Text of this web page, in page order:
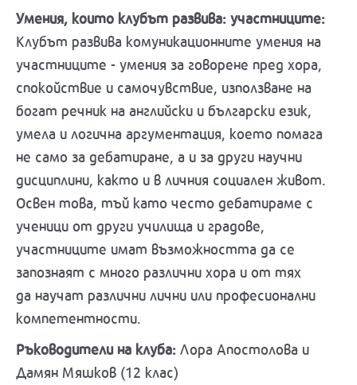
Умения, които клубът развива: участниците:
Клубът развива комуникационните умения на
участниците - умения за говорене пред хора,
спокойствие и самочувствие, използване на
богат речник на английски и български език,
умела и логична аргументация, което помага
не само за дебатиране, а и за други научни
дисциплини, както и в личния социален живот.
Освен това, тъй като често дебатираме с
ученици от други училища и градове,
участниците имат възможността да се
запознаят с много различни хора и от тях
да научат различни лични или професионални
компетентности.
Ръководители на клуба:Лора Апостолова и
Дамян Мяшков (12 клас)